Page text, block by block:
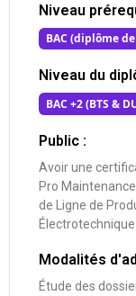
Niveau
BAC (diplôme
Niveau du
BAC +2 (BTS &
Public :
Avoir une
Pro
de Ligne de
Modalités
Étude des